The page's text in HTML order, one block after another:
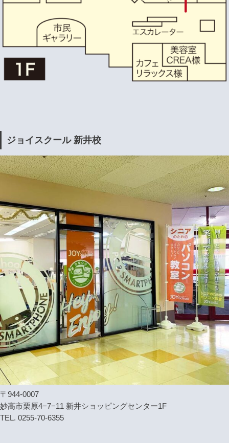
ジョイスクール 新井校
〒944-0007
妙高市栗原4−7−11 新井ショッピングセンター1F
TEL. 0255-70-6355